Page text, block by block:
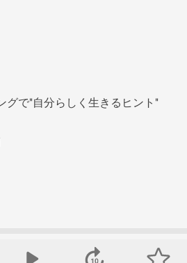
グで"自分らしく生きるヒント"